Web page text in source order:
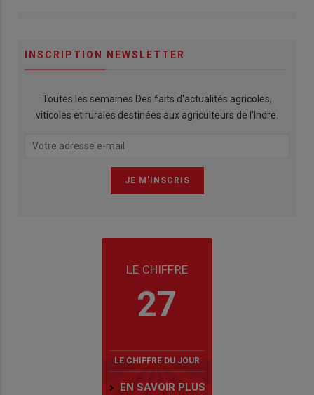
INSCRIPTION NEWSLETTER
Toutes les semaines Des faits d'actualités agricoles,
viticoles et rurales destinées aux agriculteurs de l'Indre.
LE CHIFFRE
27
LE CHIFFRE DU JOUR
EN SAVOIR PLUS